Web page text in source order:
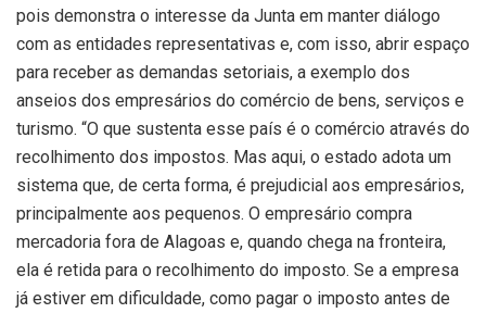
pois demonstra o interesse da Junta em manter diálogo
com as entidades representativas e, com isso, abrir espaço
para receber as demandas setoriais, a exemplo dos
anseios dos empresários do comércio de bens, serviços e
turismo. “O que sustenta esse país é o comércio através do
recolhimento dos impostos. Mas aqui, o estado adota um
sistema que, de certa forma, é prejudicial aos empresários,
principalmente aos pequenos. O empresário compra
mercadoria fora de Alagoas e, quando chega na fronteira,
ela é retida para o recolhimento do imposto. Se a empresa
já estiver em dificuldade, como pagar o imposto antes de